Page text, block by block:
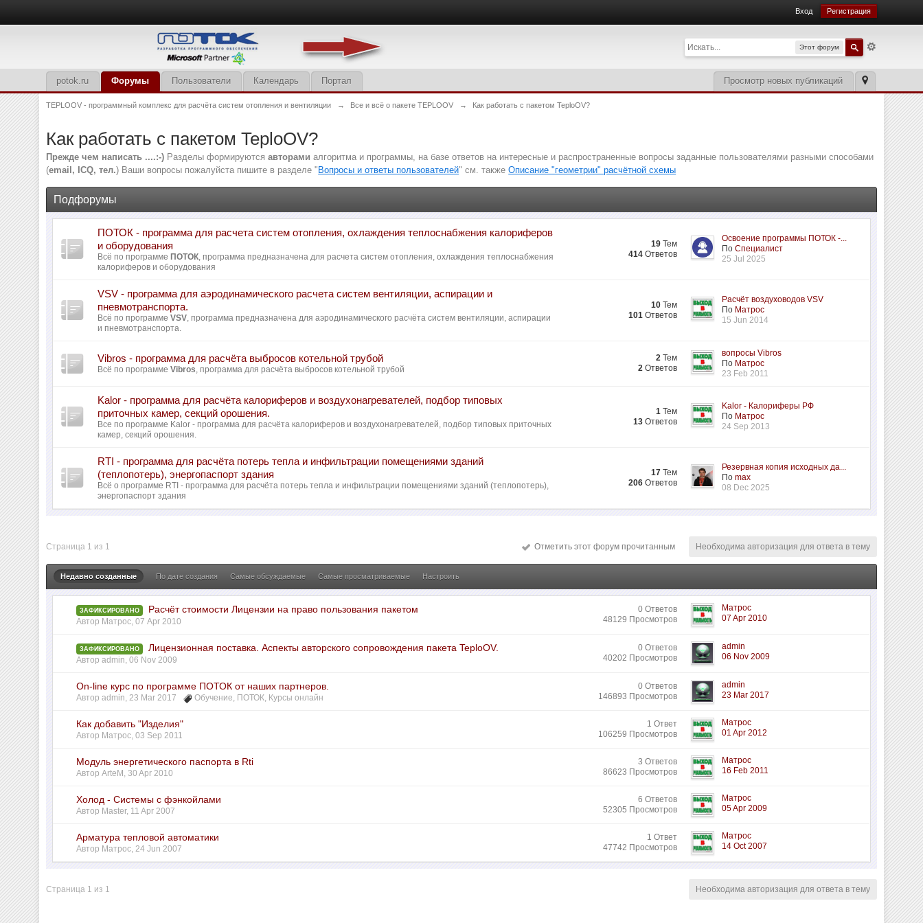
Вход Регистрация
Этот форум
Просмотр новых публикаций
potok.ru Форумы Пользователи Календарь Портал
TEPLOOV - программный комплекс для расчёта систем отопления и вентиляции → Все и всё о пакете TEPLOOV → Как работать с пакетом TeploOV?
Как работать с пакетом TeploOV?
Прежде чем написать ....:-) Разделы формируютсяавторами алгоритма и программы, на базе ответов на интересные и распространенные вопросы заданные пользователями разными способами
(email, ICQ, тел.) Ваши вопросы пожалуйста пишите в разделе " Вопросы и ответы пользователей" см. такжеОписание "геометрии" расчётной схемы
Подфорумы
ПОТОК - программа для расчета систем отопления, охлаждения теплоснабжения калориферов
и оборудования
Всё по программе ПОТОК, программа предназначена для расчета систем отопления, охлаждения теплоснабжения
калориферов и оборудования
19 Тем
414 Ответов
Освоение программы ПОТОК -...
ПоСпециалист
25 Jul 2025
VSV - программа для аэродинамического расчета систем вентиляции, аспирации и
пневмотранспорта.
Всё по программеVSV, программа предназначена для аэродинамического расчёта систем вентиляции, аспирации
и пневмотранспорта.
10 Тем
101 Ответов
Расчёт воздуховодов VSV
По Матрос
15 Jun 2014
Vibros - программа для расчёта выбросов котельной трубой
Всё по программеVibros, программа для расчёта выбросов котельной трубой
2 Тем
2 Ответов
вопросы Vibros
По Матрос
23 Feb 2011
Kalor - программа для расчёта калориферов и воздухонагревателей, подбор типовых
приточных камер, секций орошения.
Все по программе Kalor - программа для расчёта калориферов и воздухонагревателей, подбор типовых приточных
камер, секций орошения.
1 Тем
13 Ответов
Kalor - Калориферы РФ
По Матрос
24 Sep 2013
RTI - программа для расчёта потерь тепла и инфильтрации помещениями зданий
(теплопотерь), энергопаспорт здания
Всё о программе RTI - программа для расчёта потерь тепла и инфильтрации помещениями зданий (теплопотерь),
энергопаспорт здания
17 Тем
206 Ответов
Резервная копия исходных да...
Поmax
08 Dec 2025
Страница 1 из 1 Необходима авторизация для ответа в тему
Отметить этот форум прочитанным
Недавно созданные По дате создания Самые обсуждаемые Самые просматриваемые Настроить
ЗАФИКСИРОВАНО Расчёт стоимости Лицензии на право пользования пакетом
Автор Матрос,07 Apr 2010
0 Ответов
48129 Просмотров
Матрос
07 Apr 2010
ЗАФИКСИРОВАНО Лицензионная поставка. Аспекты авторского сопровождения пакета TeploOV.
Авторadmin,06 Nov 2009
0 Ответов
40202 Просмотров
admin
06 Nov 2009
On-line курс по программе ПОТОК от наших партнеров.
Авторadmin,23 Mar 2017 Обучение, ПОТОК, Курсы онлайн
0 Ответов
146893 Просмотров
admin
23 Mar 2017
Как добавить "Изделия"
Автор Матрос,03 Sep 2011
1 Ответ
106259 Просмотров
Матрос
01 Apr 2012
Модуль энергетического паспорта в Rti
АвторArteM ,30 Apr 2010
3 Ответов
86623 Просмотров
Матрос
16 Feb 2011
Холод - Системы с фэнкойлами
Автор Master, 11 Apr 2007
6 Ответов
52305 Просмотров
Матрос
05 Apr 2009
Арматура тепловой автоматики
Автор Матрос,24 Jun 2007
1 Ответ
47742 Просмотров
Матрос
14 Oct 2007
Страница 1 из 1 Необходима авторизация для ответа в тему